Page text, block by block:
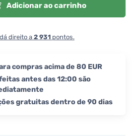
Adicionar ao carrinho
direito a 2 931 pontos.
compras acima de 80 EUR
antes das 12:00 são
gratuitas dentro de 90 dias